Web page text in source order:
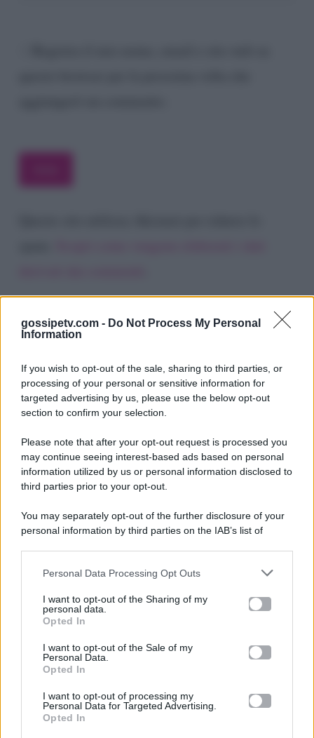
gossipetv.com - Do Not Process My Personal
Information
If you wish to opt-out of the sale, sharing to third parties, or
processing of your personal or sensitive information for
targeted advertising by us, please use the below opt-out
section to confirm your selection.
Please note that after your opt-out request is processed you
may continue seeing interest-based ads based on personal
information utilized by us or personal information disclosed to
third parties prior to your opt-out.
You may separately opt-out of the further disclosure of your
personal information by third parties on the IAB’s list of
This information may also be disclosed by us to third parties
disclose it to other third parties.
Please note that this website/app uses one or more Google
services and may gather and store information including but
not limited to your visit or usage behaviour. You may click to
grant or deny consent to Google and its third-party tags to
consent section.
Personal Data Processing Opt Outs
I want to opt-out of the Sharing of my
personal data.
Opted In
I want to opt-out of the Sale of my
Personal Data.
Opted In
I want to opt-out of processing my
Personal Data for Targeted Advertising.
Opted In
Gossip e TV è un sito di MASTE S.r.l.
viale Luigi Majno n. 21 - 20129 Milano (MI)
P.Iva 10909580960
Categorie
Gossip
Televisione
Programmi TV
Amici
Ballando Con Le Stelle